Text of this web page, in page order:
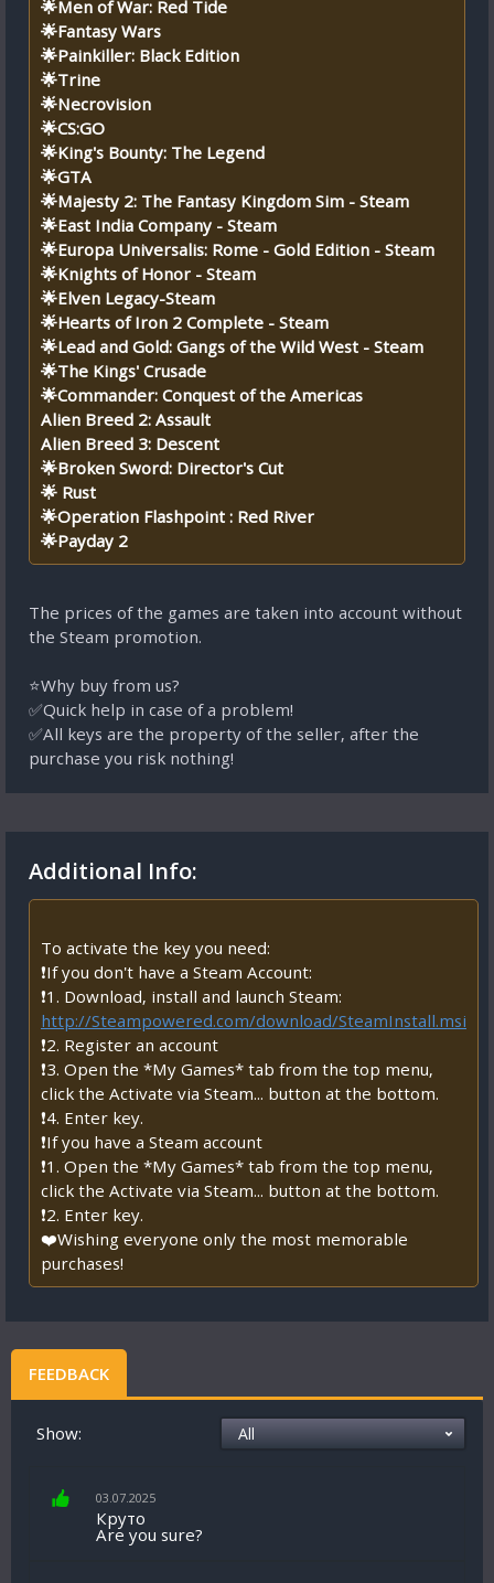
🌟Men of War: Red Tide
🌟Fantasy Wars
🌟Painkiller: Black Edition
🌟Trine
🌟Necrovision
🌟CS:GO
🌟King's Bounty: The Legend
🌟GTA
🌟Majesty 2: The Fantasy Kingdom Sim - Steam
🌟East India Company - Steam
🌟Europa Universalis: Rome - Gold Edition - Steam
🌟Knights of Honor - Steam
🌟Elven Legacy-Steam
🌟Hearts of Iron 2 Complete - Steam
🌟Lead and Gold: Gangs of the Wild West - Steam
🌟The Kings' Crusade
🌟Commander: Conquest of the Americas
Alien Breed 2: Assault
Alien Breed 3: Descent
🌟Broken Sword: Director's Cut
🌟 Rust
🌟Operation Flashpoint : Red River
🌟Payday 2
The prices of the games are taken into account without
the Steam promotion.
⭐Why buy from us?
✅Quick help in case of a problem!
✅All keys are the property of the seller, after the
purchase you risk nothing!
Additional Info:
To activate the key you need:
❗If you don't have a Steam Account:
❗1. Download, install and launch Steam:
http://Steampowered.com/download/SteamInstall.msi
❗2. Register an account
❗3. Open the *My Games* tab from the top menu,
click the Activate via Steam... button at the bottom.
❗4. Enter key.
❗If you have a Steam account
❗1. Open the *My Games* tab from the top menu,
click the Activate via Steam... button at the bottom.
❗2. Enter key.
❤️Wishing everyone only the most memorable
purchases!
FEEDBACK
Show:
03.07.2025
Круто
Are you sure?